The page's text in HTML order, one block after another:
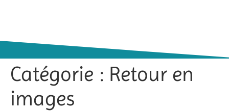
Vie pratique
Jeunesse
Vie associative
Catégorie : Retour en
images